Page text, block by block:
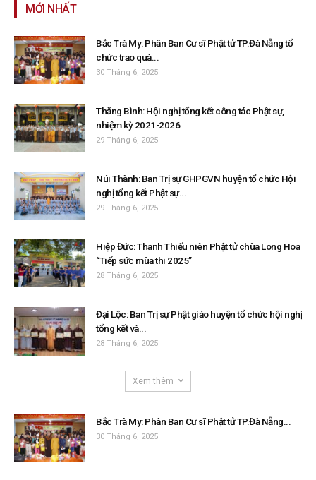
MỚI NHẤT
Bắc Trà My: Phân Ban Cư sĩ Phật tử TP.Đà Nẵng tổ
chức trao quà...
30 Tháng 6, 2025
Thăng Bình: Hội nghị tổng kết công tác Phật sự,
nhiệm kỳ 2021-2026
29 Tháng 6, 2025
Núi Thành: Ban Trị sự GHPGVN huyện tổ chức Hội
nghị tổng kết Phật sự...
29 Tháng 6, 2025
Hiệp Đức: Thanh Thiếu niên Phật tử chùa Long Hoa
“Tiếp sức mùa thi 2025”
28 Tháng 6, 2025
Đại Lộc: Ban Trị sự Phật giáo huyện tổ chức hội nghị
tổng kết và...
28 Tháng 6, 2025
Xem thêm
Bắc Trà My: Phân Ban Cư sĩ Phật tử TP.Đà Nẵng...
30 Tháng 6, 2025